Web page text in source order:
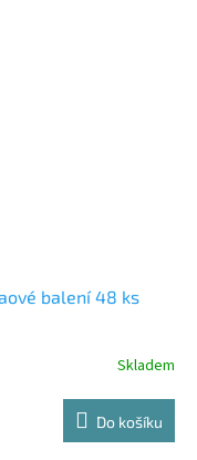
balení 48 ks
Skladem
Do košíku